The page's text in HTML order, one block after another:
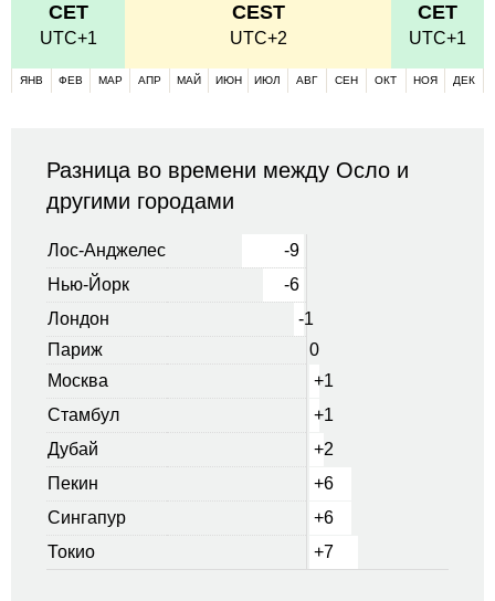
CET
UTC+1
CEST
UTC+2
CET
UTC+1
ЯНВ ФЕВ МАР АПР МАЙ ИЮН ИЮЛ АВГ СЕН ОКТ НОЯ ДЕК
Разница во времени между Осло и
другими городами
Лос-Анджелес
-9
Нью-Йорк
-6
Лондон
-1
Париж
0
Москва
+1
Стамбул
+1
Дубай
+2
Пекин
+6
Сингапур
+6
Токио
+7